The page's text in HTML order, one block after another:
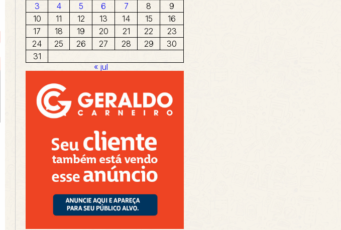
3
4 5 6 7 8
9
10
11 12 13 14 15
16
17
18 19 20 21 22
23
24
25 26 27 28 29
30
31
« jul